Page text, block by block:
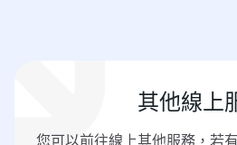
其他線上
您可以前往線上其他服務，若